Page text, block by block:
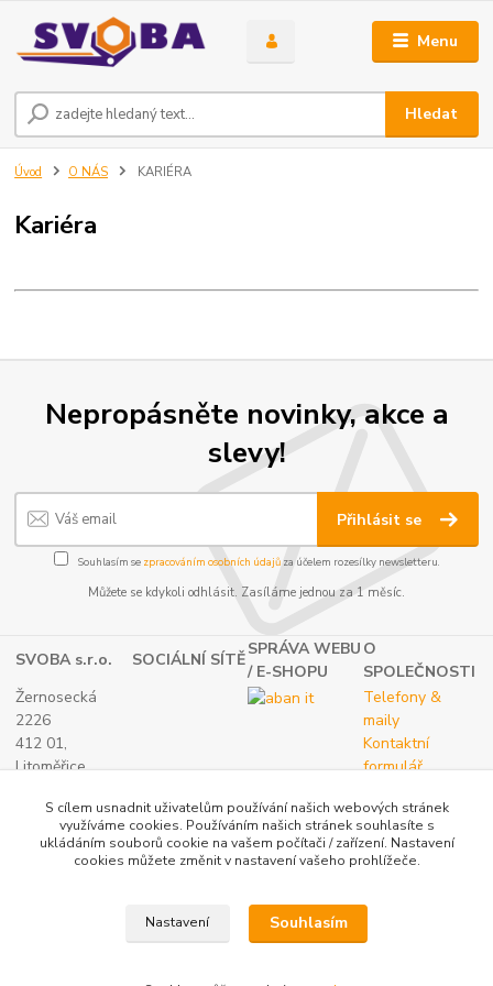
Menu
Hledat
Úvod O NÁS KARIÉRA
Kariéra
Nepropásněte novinky, akce a
slevy!
Přihlásit se
Souhlasím se zpracováním osobních údajůza účelem rozesílky newsletteru.
Můžete se kdykoli odhlásit. Zasíláme jednou za 1 měsíc.
SVOBA s.r.o. SOCIÁLNÍ SÍTĚ
SPRÁVA WEBU
/ E-SHOPU
O
SPOLEČNOSTI
Žernosecká
2226
412 01,
Litoměřice
(+420) 416 733
IČ: 27265382
Telefony &
maily
Kontaktní
formulář
S cílem usnadnit uživatelům používání našich webových stránek
využíváme cookies. Používáním našich stránek souhlasíte s
ukládáním souborů cookie na vašem počítači / zařízení. Nastavení
cookies můžete změnit v nastavení vašeho prohlížeče.
Nastavení Souhlasím